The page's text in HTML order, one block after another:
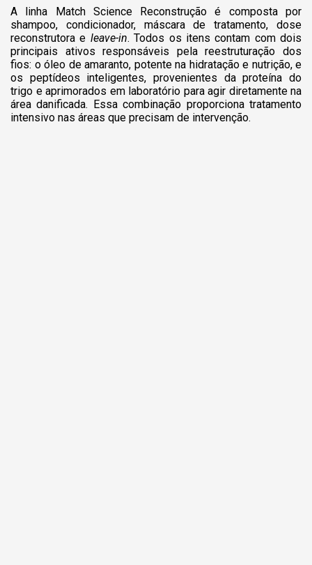
A linha Match Science Reconstrução é composta por
shampoo, condicionador, máscara de tratamento, dose
reconstrutora e leave-in. Todos os itens contam com dois
principais ativos responsáveis pela reestruturação dos
fios: o óleo de amaranto, potente na hidratação e nutrição, e
os peptídeos inteligentes, provenientes da proteína do
trigo e aprimorados em laboratório para agir diretamente na
área danificada. Essa combinação proporciona tratamento
intensivo nas áreas que precisam de intervenção.